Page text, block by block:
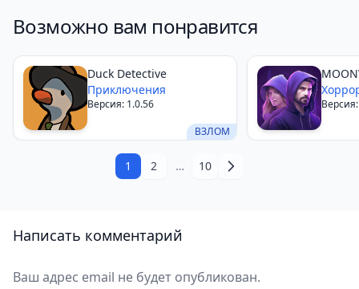
Возможно вам понравится
ВЗЛОМ
Duck Detective
Приключения
Версия: 1.0.56
1 2 … 10
Написать комментарий
Ваш адрес email не будет опубликован.